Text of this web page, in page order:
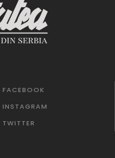
FACEBOOK
INSTAGRAM
TWITTER